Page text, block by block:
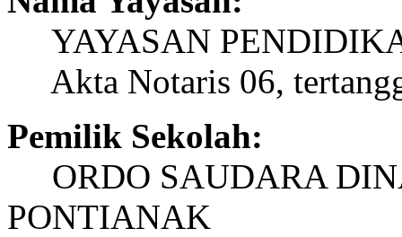
YAYASAN
Akta Notaris 06,
Pemilik Sekolah:
ORDO SAUDARA
PONTIANAK